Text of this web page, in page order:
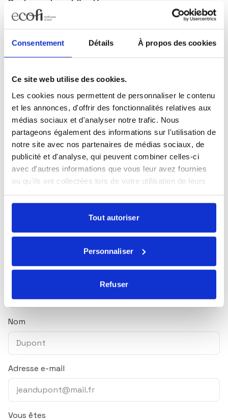
Consentement Détails À propos des cookies
Ce site web utilise des cookies.
Les cookies nous permettent de personnaliser le contenu
et les annonces, d'offrir des fonctionnalités relatives aux
médias sociaux et d'analyser notre trafic. Nous
partageons également des informations sur l'utilisation de
notre site avec nos partenaires de médias sociaux, de
publicité et d'analyse, qui peuvent combiner celles-ci
avec d'autres informations que vous leur avez fournies
ou qu'ils ont collectées lors de votre utilisation de leurs
Tout autoriser
Personnaliser
Refuser
Restez informés
Sélectionnez les actualités qui vous intéressent et
abonnez-vous pour les recevoir en exclusivité.
Toutes nos actualités
Marché du lundi
Mensuel Ecofi
Newsletter trimestrielle
Prénom
Nom
Adresse e-mail
Vous êtes